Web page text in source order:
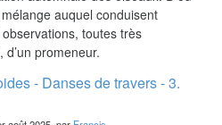
auquel conduisent
toutes très
d’un promeneur.
- Danses de travers - 3.